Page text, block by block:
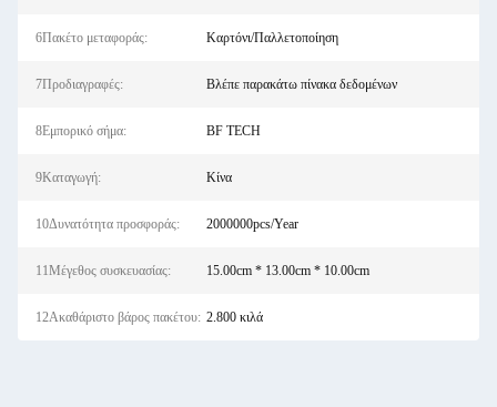
6Πακέτο μεταφοράς: Καρτόνι/Παλλετοποίηση
7Προδιαγραφές: Βλέπε παρακάτω πίνακα δεδομένων
8Εμπορικό σήμα: BF TECH
9Καταγωγή: Κίνα
10Δυνατότητα προσφοράς: 2000000pcs/Year
11Μέγεθος συσκευασίας: 15.00cm * 13.00cm * 10.00cm
12Ακαθάριστο βάρος πακέτου: 2.800 κιλά